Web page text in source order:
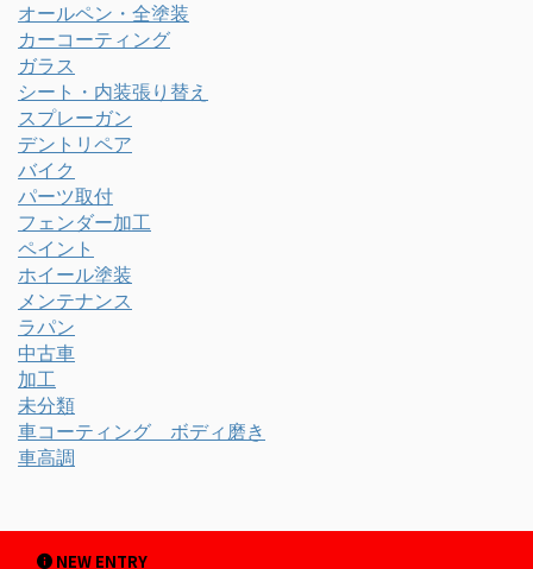
オールペン・全塗装
カーコーティング
ガラス
シート・内装張り替え
スプレーガン
デントリペア
バイク
パーツ取付
フェンダー加工
ペイント
ホイール塗装
メンテナンス
ラパン
中古車
加工
未分類
車コーティング ボディ磨き
車高調
NEW ENTRY